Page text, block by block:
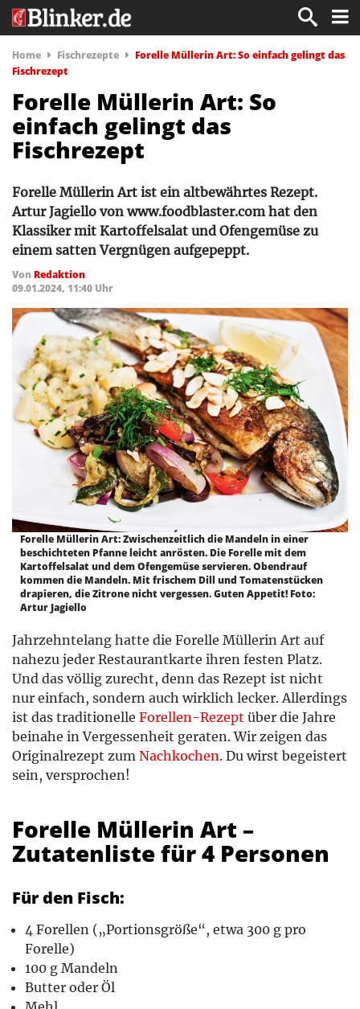
Home Fischrezepte
Forelle Müllerin Art: So einfach gelingt das
Fischrezept
Forelle Müllerin Art: So
einfach gelingt das
Fischrezept
Forelle Müllerin Art ist ein altbewährtes Rezept.
Artur Jagiello von www.foodblaster.com hat den
Klassiker mit Kartoffelsalat und Ofengemüse zu
einem satten Vergnügen aufgepeppt.
Von Redaktion
09.01.2024, 11:40 Uhr
Forelle Müllerin Art: Zwischenzeitlich die Mandeln in einer
beschichteten Pfanne leicht anrösten. Die Forelle mit dem
Kartoffelsalat und dem Ofengemüse servieren. Obendrauf
kommen die Mandeln. Mit frischem Dill und Tomatenstücken
drapieren, die Zitrone nicht vergessen. Guten Appetit! Foto:
Artur Jagiello
Jahrzehntelang hatte die Forelle Müllerin Art auf
nahezu jeder Restaurantkarte ihren festen Platz.
Und das völlig zurecht, denn das Rezept ist nicht
nur einfach, sondern auch wirklich lecker. Allerdings
ist das traditionelle Forellen-Rezept über die Jahre
beinahe in Vergessenheit geraten. Wir zeigen das
Originalrezept zum Nachkochen. Du wirst begeistert
sein, versprochen!
Forelle Müllerin Art –
Zutatenliste für 4 Personen
Für den Fisch:
4 Forellen („Portionsgröße“, etwa 300 g pro
Forelle)
100 g Mandeln
Butter oder Öl